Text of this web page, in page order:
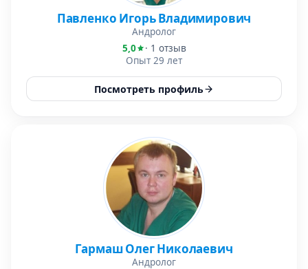
Павленко Игорь Владимирович
Андролог
5,0
· 1 отзыв
Опыт 29 лет
Посмотреть профиль
Гармаш Олег Николаевич
Андролог